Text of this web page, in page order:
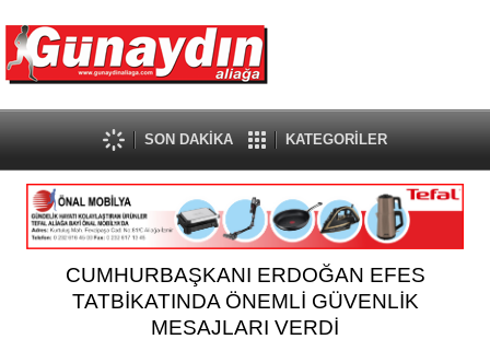
SON DAKİKA KATEGORİLER
CUMHURBAŞKANI ERDOĞAN EFES
TATBİKATINDA ÖNEMLİ GÜVENLİK
MESAJLARI VERDİ